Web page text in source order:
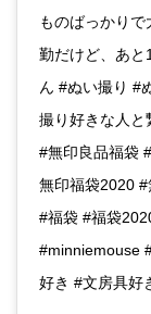
ものばっかりで
勤だけど、あと
ん #ぬい撮り #
撮り好きな人と
#無印良品福袋
無印福袋2020
#福袋 #福袋
#minniemouse
好き #文房具好